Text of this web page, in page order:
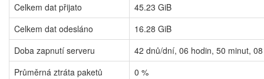
Celkem dat přijato
45.23 GiB
Celkem dat odesláno
16.28 GiB
Doba zapnutí serveru
42 dnů/dní, 06 hodin, 50 minut, 08
Průměrná ztráta paketů
0 %